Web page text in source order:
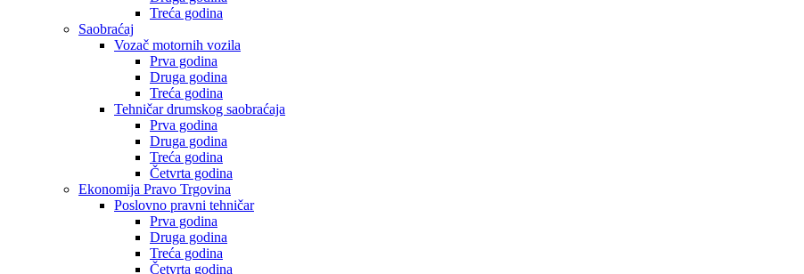
Treća godina
Saobraćaj
Vozač motornih vozila
Prva godina
Druga godina
Treća godina
Tehničar drumskog saobraćaja
Prva godina
Druga godina
Treća godina
Četvrta godina
Ekonomija Pravo Trgovina
Poslovno pravni tehničar
Prva godina
Druga godina
Treća godina
Četvrta godina